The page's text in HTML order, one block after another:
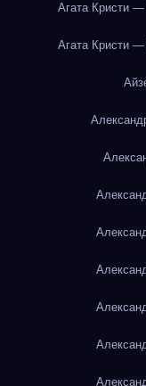
Агата Кристи —
Агата Кристи —